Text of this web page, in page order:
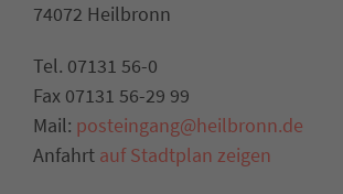
74072 Heilbronn
Tel. 07131 56-0
Fax 07131 56-29 99
Mail: posteingang@heilbronn.de
Anfahrt auf Stadtplan zeigen